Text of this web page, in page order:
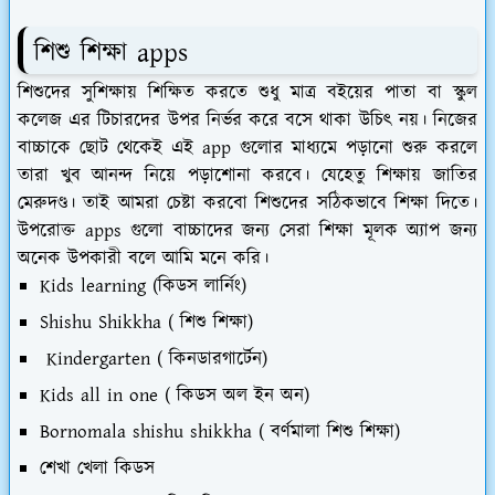
শিশু শিক্ষা apps
শিশুদের সুশিক্ষায় শিক্ষিত করতে শুধু মাত্র বইয়ের পাতা বা স্কুল
কলেজ এর টিচারদের উপর নির্ভর করে বসে থাকা উচিৎ নয়। নিজের
বাচ্চাকে ছোট থেকেই এই app গুলোর মাধ্যমে পড়ানো শুরু করলে
তারা খুব আনন্দ নিয়ে পড়াশোনা করবে। যেহেতু শিক্ষায় জাতির
মেরুদণ্ড। তাই আমরা চেষ্টা করবো শিশুদের সঠিকভাবে শিক্ষা দিতে।
উপরোক্ত apps গুলো বাচ্চাদের জন্য সেরা শিক্ষা মূলক অ্যাপ জন্য
অনেক উপকারী বলে আমি মনে করি।
Kids learning (কিডস লার্নিং)
Shishu Shikkha ( শিশু শিক্ষা)
Kindergarten ( কিনডারগার্টেন)
Kids all in one ( কিডস অল ইন অন)
Bornomala shishu shikkha ( বর্ণমালা শিশু শিক্ষা)
শেখা খেলা কিডস